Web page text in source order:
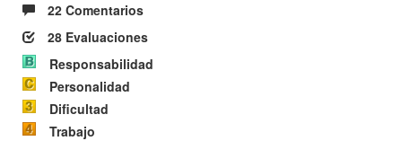
22 Comentarios
28 Evaluaciones
Responsabilidad
Personalidad
Dificultad
Trabajo